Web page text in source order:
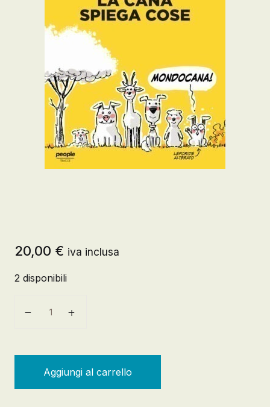
20,00 € iva inclusa
2 disponibili
Aggiungi al carrello